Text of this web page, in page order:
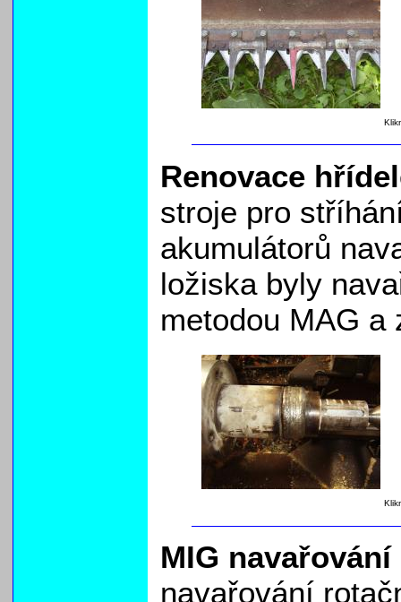
Renovace
stroje pro
akumulátorů
ložiska byly
metodou MAG a
MIG
navařování